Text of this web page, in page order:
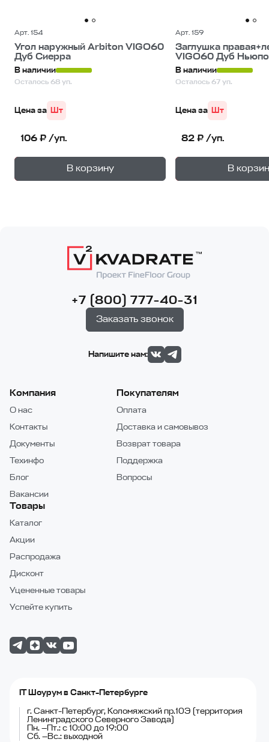
Арт. 154
Угол наружный Arbiton VIGO60
Дуб Сиерра
В наличии
Осталось 68 уп.
Цена за Шт
106 ₽ /уп.
В корзину
1уп.
Арт. 159
Заглушка
VIGO60 Дуб
В наличии
Осталось 67 уп.
Цена за Шт
82 ₽ /уп.
В 1
+7 (800) 777-40-31
Заказать звонок
Напишите нам:
Компания
О нас
Контакты
Документы
Техинфо
Блог
Вакансии
Покупателям
Оплата
Доставка и самовывоз
Возврат товара
Поддержка
Вопросы
Товары
Каталог
Акции
Распродажа
Дисконт
Уцененные товары
Успейте купить
IT Шоурум в Санкт-Петербурге
г. Санкт-Петербург, Коломяжский пр.10Э (территория
Ленинградского Северного Завода)
Пн. —Пт.: с 10:00 до 19:00
Сб. —Вс.: выходной